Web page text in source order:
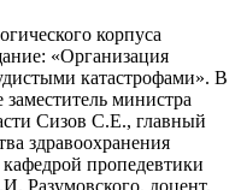
корпуса
«Организация
катастрофами». В
министра
Сизов С.Е., главный
здравоохранения
пропедевтики
Разумовского, доцент,